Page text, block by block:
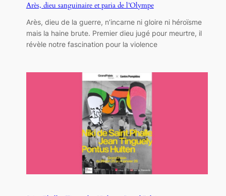
Arès, dieu sanguinaire et paria de l’Olympe
Arès, dieu de la guerre, n’incarne ni gloire ni héroïsme
mais la haine brute. Premier dieu jugé pour meurtre, il
révèle notre fascination pour la violence